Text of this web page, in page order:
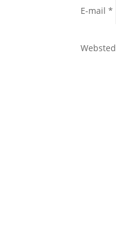
E-mail*
Websted